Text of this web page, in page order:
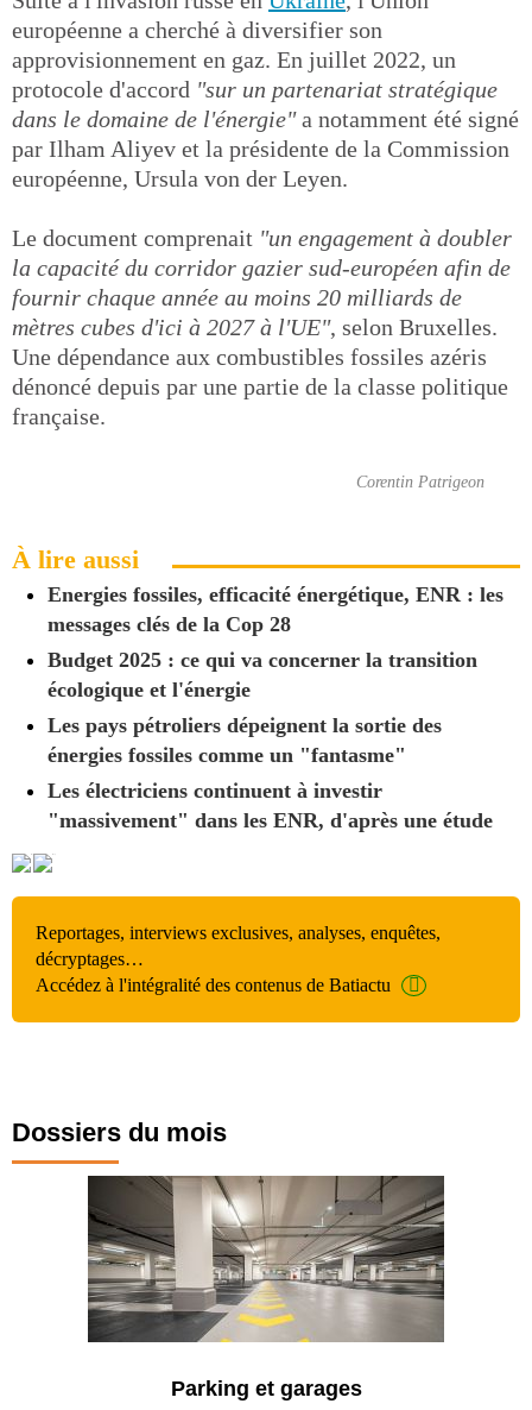
européenne a cherché à diversifier son
approvisionnement en gaz. En juillet 2022, un
protocole d'accord "sur un partenariat stratégique
dans le domaine de l'énergie"a notamment été signé
par Ilham Aliyev et la présidente de la Commission
européenne, Ursula von der Leyen.
Le document comprenait "un engagement à doubler
la capacité du corridor gazier sud-européen afin de
fournir chaque année au moins 20 milliards de
mètres cubes d'ici à 2027 à l'UE", selon Bruxelles.
Une dépendance aux combustibles fossiles azéris
dénoncé depuis par une partie de la classe politique
française.
Corentin Patrigeon
À lire aussi
Energies fossiles, efficacité énergétique, ENR : les
messages clés de la Cop 28
Budget 2025 : ce qui va concerner la transition
écologique et l'énergie
Les pays pétroliers dépeignent la sortie des
énergies fossiles comme un "fantasme"
Les électriciens continuent à investir
"massivement" dans les ENR, d'après une étude
Reportages, interviews exclusives, analyses, enquêtes,
décryptages…
Accédez à l'intégralité des contenus de Batiactu
Dossiers du mois
Parking et garages